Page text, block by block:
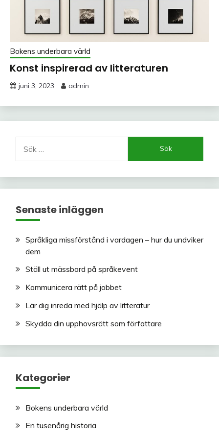
Bokens underbara värld
Konst inspirerad av litteraturen
juni 3, 2023 admin
efter:
Senaste inläggen
Språkliga missförstånd i vardagen – hur du undviker
dem
Ställ ut mässbord på språkevent
Kommunicera rätt på jobbet
Lär dig inreda med hjälp av litteratur
Skydda din upphovsrätt som författare
Kategorier
Bokens underbara värld
En tusenårig historia